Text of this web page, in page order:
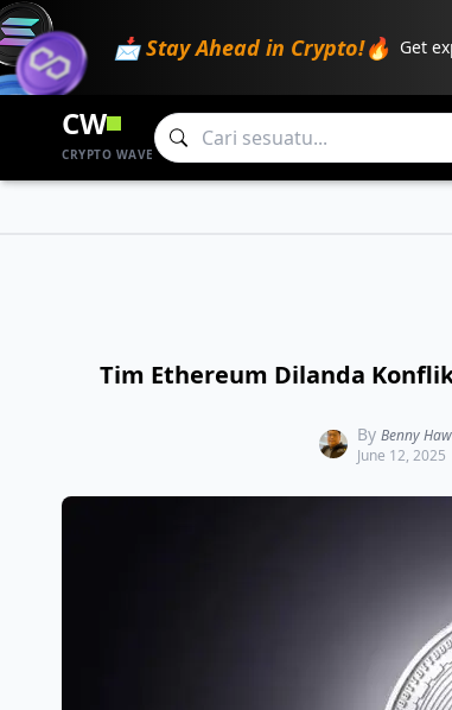
📩 Stay Ahead in Crypto!🔥 Get
CW
CRYPTO WAVE
Tim Ethereum Dilanda
By Benny
June 12,